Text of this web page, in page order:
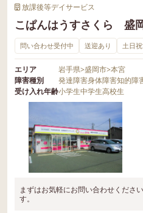
放課後等デイサービス
こぱんはうすさくら 盛
問い合わせ受付中 送迎あり 土日
エリア 岩手県>盛岡市>本宮
障害種別
発達障害身体障害知的障
受け入れ年齢小学生中学生高校生
まずはお気軽にお問い合わせくださ
す。